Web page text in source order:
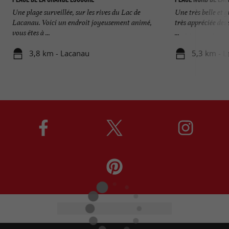
Une plage surveillée, sur les rives du Lac de
Lacanau. Voici un endroit joyeusement animé,
vous êtes à ...
3,8 km - Lacanau
Une très belle et
très appréciée
...
5,3 km -